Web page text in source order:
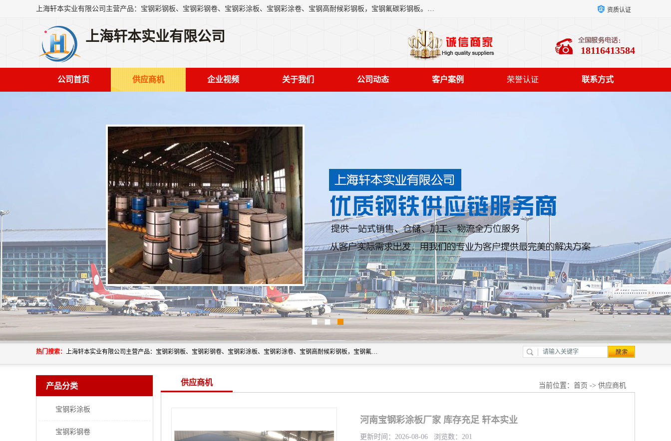
上海轩本实业有限公司主营产品：宝钢彩钢板、宝钢彩钢卷、宝钢彩涂板、宝钢彩涂卷、宝钢高耐候彩钢板，宝钢氟碳彩钢板。是一家集钢铁贸易，物流、加工为一体的产业全配套公司。 资质认证
上海轩本实业有限公司
18116413584
公司首页 供应商机 企业视频 关于我们 公司动态 客户案例 荣誉认证 联系方式
热门搜索： 上海轩本实业有限公司主营产品：宝钢彩钢板、宝钢彩钢卷、宝钢彩涂板、宝钢彩涂卷、宝钢高耐候彩钢板，宝钢氟碳彩钢板。是一家集钢铁贸易，物流、加工为一体的产业全配套公司。
产品分类
宝钢彩涂板
宝钢彩钢卷
供应商机 当前位置： 首页 -> 供应商机
河南宝钢彩涂板厂家 库存充足 轩本实业
更新时间：2026-08-06 浏览数：201